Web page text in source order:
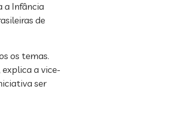
a Infância
de
os temas.
a vice-
ser